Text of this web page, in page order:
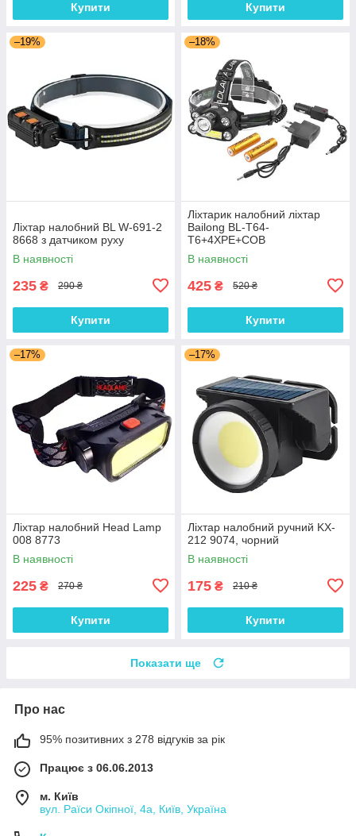
Купити Купити
–19%
Ліхтар налобний BL W-691-2
8668 з датчиком руху
В наявності
235 ₴ 290 ₴
Купити
–18%
Ліхтарик налобний ліхтар
Bailong BL-T64-
T6+4XPE+COB
В наявності
425 ₴ 520 ₴
Купити
–17%
Ліхтар налобний Head Lamp
008 8773
В наявності
225 ₴ 270 ₴
Купити
–17%
Ліхтар налобний ручний KX-
212 9074, чорний
В наявності
175 ₴ 210 ₴
Купити
Показати ще
Про нас
95% позитивних з 278 відгуків за рік
Працює з 06.06.2013
м. Київ
вул. Раїси Окіпної, 4а, Київ, Україна